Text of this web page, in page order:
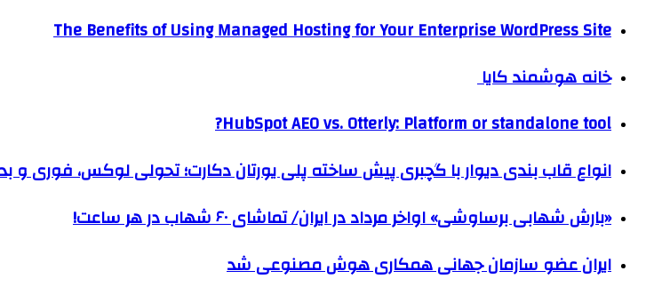
The Benefits of Using Managed Hosting for Your Enterprise WordPress Site
خانه هوشمند کایا
HubSpot AEO vs. Otterly: Platform or standalone tool?
انواع قاب بندی دیوار با گچبری پیش ساخته پلی یورتان دکارت؛ تحولی لوکس، فوری و
«بارش شهابی برساوشی» اواخر مرداد در ایران/ تماشای ۶۰ شهاب در هر ساعت!
ایران عضو سازمان جهانی همکاری هوش مصنوعی شد